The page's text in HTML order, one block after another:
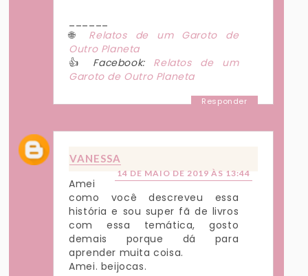
🌐 Relatos de um Garoto de
Outro Planeta
👍 Facebook: Relatos de um
Garoto de Outro Planeta
Responder
VANESSA
14 DE MAIO DE 2019 ÀS 13:44
Amei
como você descreveu essa
história e sou super fã de livros
com essa temática, gosto
demais porque dá para
aprender muita coisa.
Amei. beijocas.